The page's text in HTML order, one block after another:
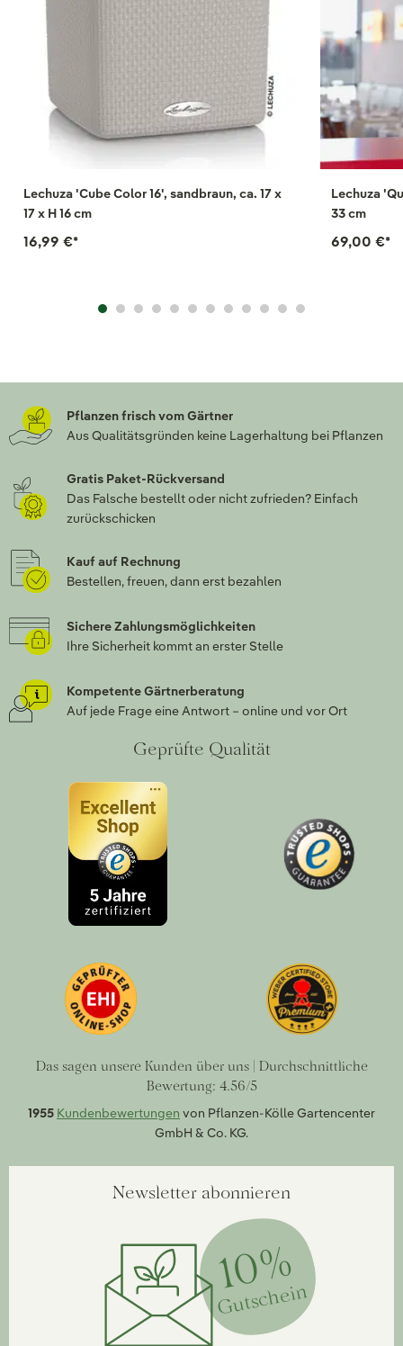
Lechuza 'Cube Color 16', sandbraun, ca. 17 x
17 x H 16 cm
16,99 €*
Lechuza
33 cm
69,00 €*
Pflanzen frisch vom Gärtner
Aus Qualitätsgründen keine Lagerhaltung bei Pflanzen
Gratis Paket-Rückversand
Das Falsche bestellt oder nicht zufrieden? Einfach
zurückschicken
Kauf auf Rechnung
Bestellen, freuen, dann erst bezahlen
Sichere Zahlungsmöglichkeiten
Ihre Sicherheit kommt an erster Stelle
Kompetente Gärtnerberatung
Auf jede Frage eine Antwort – online und vor Ort
Geprüfte Qualität
Das sagen unsere Kunden über uns | Durchschnittliche
Bewertung: 4.56/5
1955 Kundenbewertungen von Pflanzen-Kölle Gartencenter
GmbH & Co. KG.
Newsletter abonnieren
10%
Gutschein